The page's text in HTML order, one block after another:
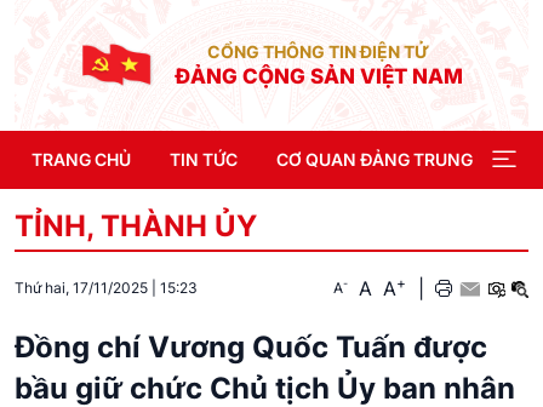
CỔNG THÔNG TIN ĐIỆN TỬ
ĐẢNG CỘNG SẢN VIỆT NAM
TRANG CHỦ TIN TỨC CƠ QUAN ĐẢNG TRUNG ƯƠNG
TỈNH, THÀNH ỦY
Thứ hai, 17/11/2025 15:23 A- A A+
Đồng chí Vương Quốc Tuấn được
bầu giữ chức Chủ tịch Ủy ban nhân